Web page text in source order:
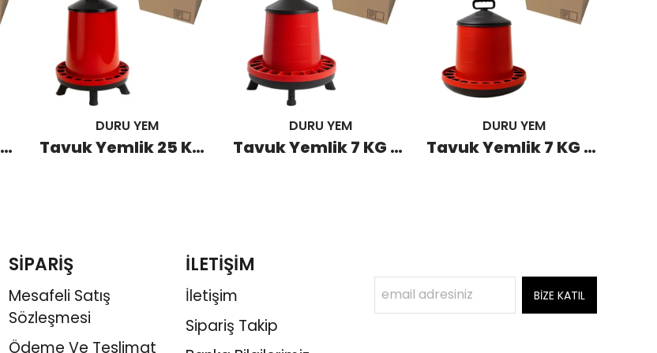
Civciv Yemlik 1,5 KG Üstten Dolum (110 Adet)
DURU YEM
Tavuk Yemlik 25 KG Ayaklı (12 Adet)
DURU YEM
Tavuk Yemlik 7 KG Ayaklı (40 Adet)
DURU YEM
Tavuk Yemlik 7 KG (40 Adet)
SİPARİŞ
Mesafeli Satış
Sözleşmesi
Ödeme Ve Teslimat
İLETİŞİM
İletişim
Sipariş Takip
BİZE KATIL